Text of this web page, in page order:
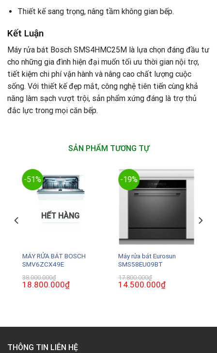
Thiết kế sang trọng, nâng tầm không gian bếp.
Kết Luận
Máy rửa bát Bosch SMS4HMC25M là lựa chọn đáng đầu tư
cho những gia đình hiện đại muốn tối ưu thời gian nội trợ,
tiết kiệm chi phí vận hành và nâng cao chất lượng cuộc
sống. Với thiết kế đẹp mắt, công nghệ tiên tiến cùng khả
năng làm sạch vượt trội, sản phẩm xứng đáng là trợ thủ
đắc lực trong mọi căn bếp.
SẢN PHẨM TƯƠNG TỰ
-51%
HẾT HÀNG
MÁY RỬA BÁT BOSCH
SMV6ZCX49E
38.000.000₫
Giá
gốc
18.800.000₫Giá
hiện
-19%
Máy rửa bát Eurosun
SMS58EU09BT
17.800.000₫
Giá
gốc
14.500.000₫Giá
hiện
THÔNG TIN LIÊN HỆ